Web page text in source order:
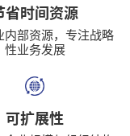
省时间资源
内部资源，专注战略
性业务发展
可扩展性